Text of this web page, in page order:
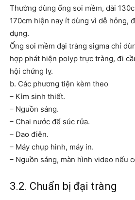
Thường dùng ống soi mềm, dài
170cm hiện nay ít dùng vì dễ hỏng,
dụng.
Ống soi mềm đại tràng sigma chỉ
hợp phát hiện polyp trực tràng, đi
hội chứng lỵ.
b. Các phương tiện kèm theo
– Kìm sinh thiết.
– Nguồn sáng.
– Chai nước để súc rửa.
– Dao điên.
– Máy chụp hình, máy in.
– Nguồn sáng, màn hình video nếu
3.2. Chuẩn bị đại tràng